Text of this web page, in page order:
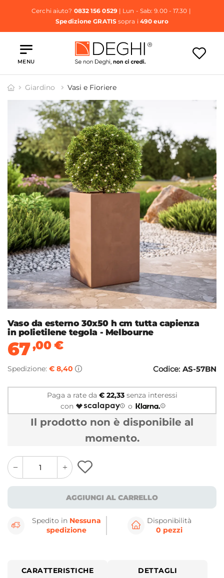
Cerchi aiuto? 0832 156 0529| Lun - Sab: 9.00 - 17.30 |
Spedizione GRATISsopra i 490 euro
MENU
Giardino Vasi e Fioriere
Vaso da esterno 30x50 h cm tutta capienza
in polietilene tegola - Melbourne
67,00€
Spedizione: € 8,40 Codice: AS-57BN
Paga a rate da € 22,33senza interessi
con
o
Il prodotto non è disponibile al
momento.
quantity
button
quantity
minus
button
AGGIUNGI AL CARRELLO
Spedito in Nessuna
spedizione
Disponibilità
0 pezzi
CARATTERISTICHE DETTAGLI